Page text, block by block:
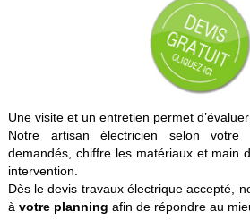
Une visite et un entretien permet
Notre artisan électricien selon
demandés, chiffre les matériaux et main
intervention.
Dès le devis travaux électrique accepté,
à votre planning afin de répondre au